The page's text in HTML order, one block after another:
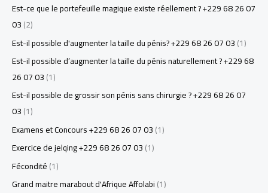
Est-ce que le portefeuille magique existe réellement ? +229 68 26 07
03(2)
Est-il possible d'augmenter la taille du pénis? +229 68 26 07 03(1)
Est-il possible d’augmenter la taille du pénis naturellement ? +229 68
26 07 03(1)
Est-il possible de grossir son pénis sans chirurgie ? +229 68 26 07
03(1)
Examens et Concours +229 68 26 07 03(1)
Exercice de jelqing +229 68 26 07 03(1)
Fécondité(1)
Grand maitre marabout d'Afrique Affolabi(1)